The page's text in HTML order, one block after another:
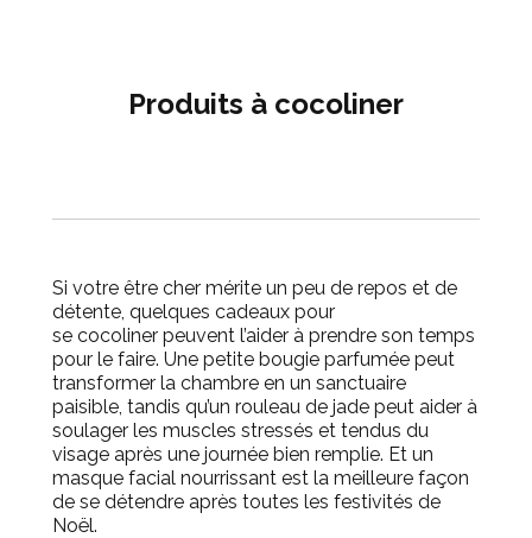
Produits à cocoliner
Si votre être cher mérite un peu de repos et de
détente, quelques cadeaux pour
se cocoliner peuvent l’aider à prendre son temps
pour le faire. Une petite bougie parfumée peut
transformer la chambre en un sanctuaire
paisible, tandis qu’un rouleau de jade peut aider à
soulager les muscles stressés et tendus du
visage après une journée bien remplie. Et un
masque facial nourrissant est la meilleure façon
de se détendre après toutes les festivités de
Noël.